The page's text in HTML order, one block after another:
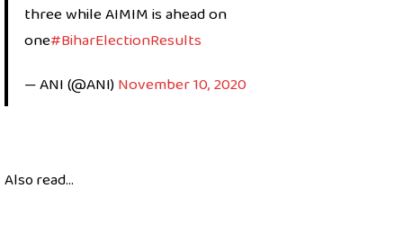
three while AIMIM is ahead on
one#BiharElectionResults
— ANI (@ANI)November 10, 2020
Also read...